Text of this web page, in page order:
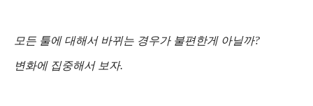
모든 툴에 대해서 바뀌는 경우가 불편한게 아닐까?
변화에 집중해서 보자.